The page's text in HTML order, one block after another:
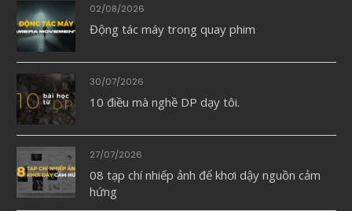
02/08/2026
Động tác máy trong quay phim
30/07/2026
10 điều mà nghề DP dạy tôi.
27/07/2026
08 tạp chí nhiếp ảnh để khơi dậy nguồn cảm
hứng